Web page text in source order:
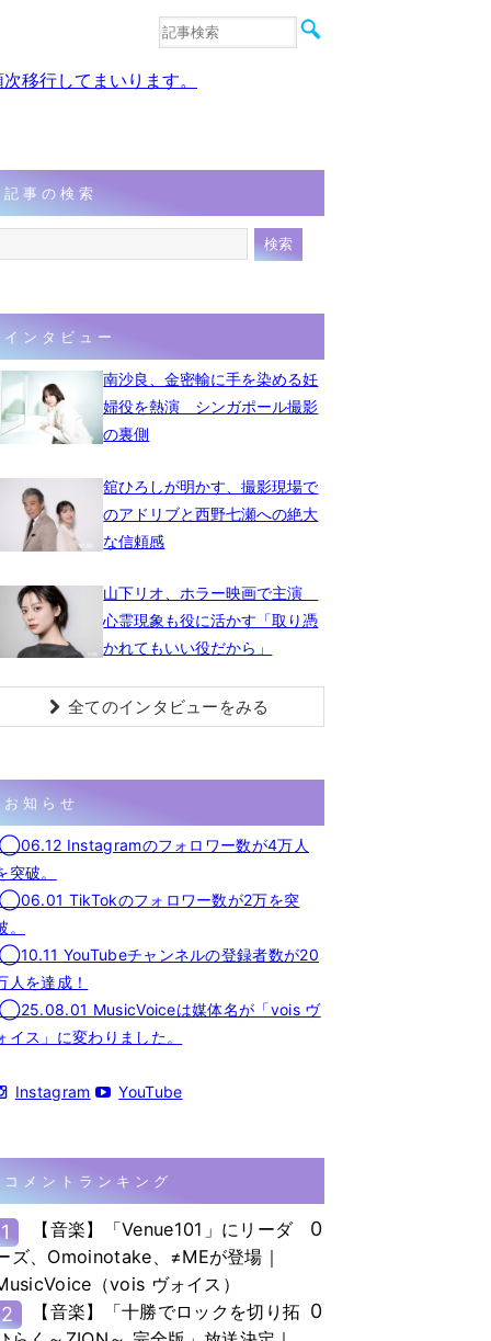
音楽
移行してまいります。
記事の検索
インタビュー
南沙良、金密輸に手を染める妊
婦役を熱演 シンガポール撮影
の裏側
舘ひろしが明かす、撮影現場で
のアドリブと西野七瀬への絶大
な信頼感
山下リオ、ホラー映画で主演
心霊現象も役に活かす「取り憑
かれてもいい役だから」
全てのインタビューをみる
お知らせ
◯06.12 Instagramのフォロワー数が4万人
突破。
◯06.01 TikTokのフォロワー数が2万を突
。
◯10.11 YouTubeチャンネルの登録者数が20
人を達成！
◯25.08.01 MusicVoiceは媒体名が「vois ヴ
イス」に変わりました。
Instagram YouTube
コメントランキング
1
【音楽】「Venue101」にリーダ
ズ、Omoinotake、≠MEが登場｜
（vois ヴォイス）
0
2
【音楽】「十勝でロックを切り拓 0